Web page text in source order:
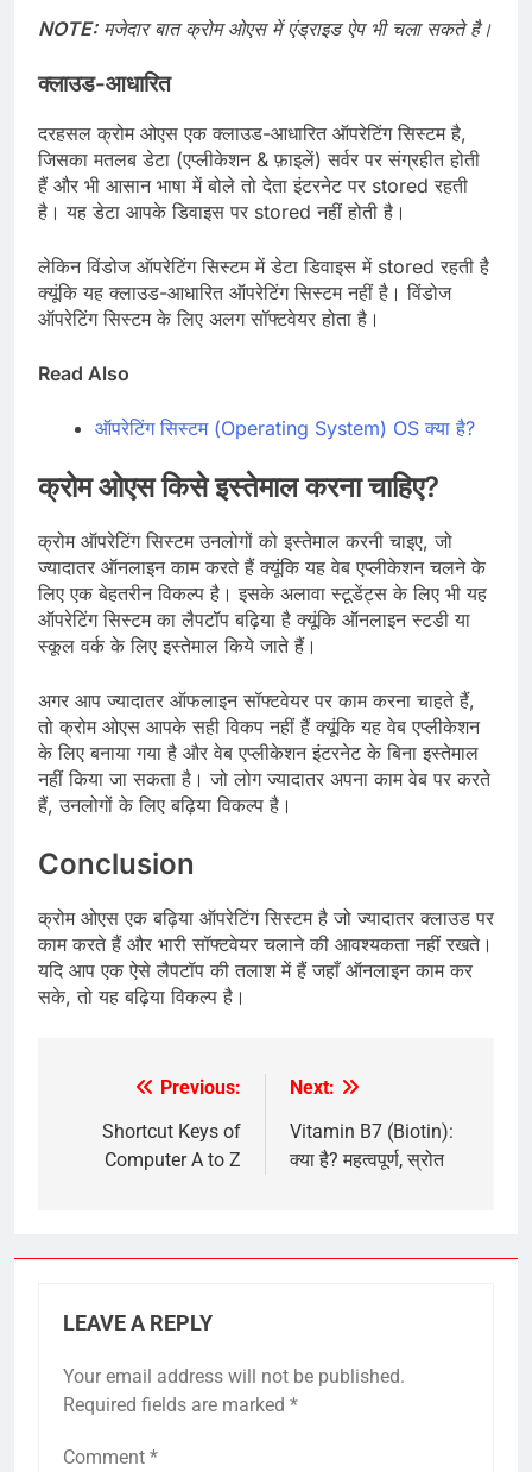
NOTE:मजेदार बात क्रोम ओएस में एंड्राइड ऐप भी चला सकते है।
क्लाउड-आधारित
दरहसल क्रोम ओएस एक क्लाउड-आधारित ऑपरेटिंग सिस्टम है,
जिसका मतलब डेटा (एप्लीकेशन & फ़ाइलें) सर्वर पर संग्रहीत होती
हैं और भी आसान भाषा में बोले तो देता इंटरनेट पर stored रहती
है। यह डेटा आपके डिवाइस पर stored नहीं होती है।
लेकिन विंडोज ऑपरेटिंग सिस्टम में डेटा डिवाइस में stored रहती है
क्यूंकि यह क्लाउड-आधारित ऑपरेटिंग सिस्टम नहीं है। विंडोज
ऑपरेटिंग सिस्टम के लिए अलग सॉफ्टवेयर होता है।
Read Also
ऑपरेटिंग सिस्टम (Operating System) OS क्या है?
क्रोम ओएस किसे इस्तेमाल करना चाहिए?
क्रोम ऑपरेटिंग सिस्टम उनलोगों को इस्तेमाल करनी चाइए, जो
ज्यादातर ऑनलाइन काम करते हैं क्यूंकि यह वेब एप्लीकेशन चलने के
लिए एक बेहतरीन विकल्प है। इसके अलावा स्टूडेंट्स के लिए भी यह
ऑपरेटिंग सिस्टम का लैपटॉप बढ़िया है क्यूंकि ऑनलाइन स्टडी या
स्कूल वर्क के लिए इस्तेमाल किये जाते हैं।
अगर आप ज्यादातर ऑफलाइन सॉफ्टवेयर पर काम करना चाहते हैं,
तो क्रोम ओएस आपके सही विकप नहीं हैं क्यूंकि यह वेब एप्लीकेशन
के लिए बनाया गया है और वेब एप्लीकेशन इंटरनेट के बिना इस्तेमाल
नहीं किया जा सकता है। जो लोग ज्यादातर अपना काम वेब पर करते
हैं, उनलोगों के लिए बढ़िया विकल्प है।
Conclusion
क्रोम ओएस एक बढ़िया ऑपरेटिंग सिस्टम है जो ज्यादातर क्लाउड पर
काम करते हैं और भारी सॉफ्टवेयर चलाने की आवश्यकता नहीं रखते।
यदि आप एक ऐसे लैपटॉप की तलाश में हैं जहाँ ऑनलाइन काम कर
सके, तो यह बढ़िया विकल्प है।
navigation
Previous:
Shortcut Keys of
Computer A to Z
Next:
Vitamin B7 (Biotin):
क्या है? महत्वपूर्ण, स्रोत
LEAVE A REPLY
Your email address will not be published.
Required fields are marked *
Comment *